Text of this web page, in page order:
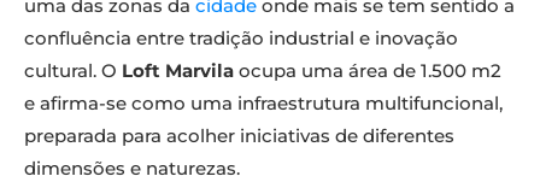
uma das zonas da cidade onde mais se tem sentido a
confluência entre tradição industrial e inovação
cultural. O Loft Marvila ocupa uma área de 1.500 m2
e afirma-se como uma infraestrutura multifuncional,
preparada para acolher iniciativas de diferentes
dimensões e naturezas.